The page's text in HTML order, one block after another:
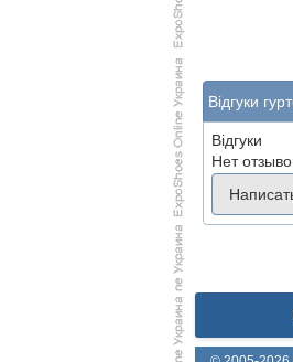
Відгуки
Відгуки
Нет